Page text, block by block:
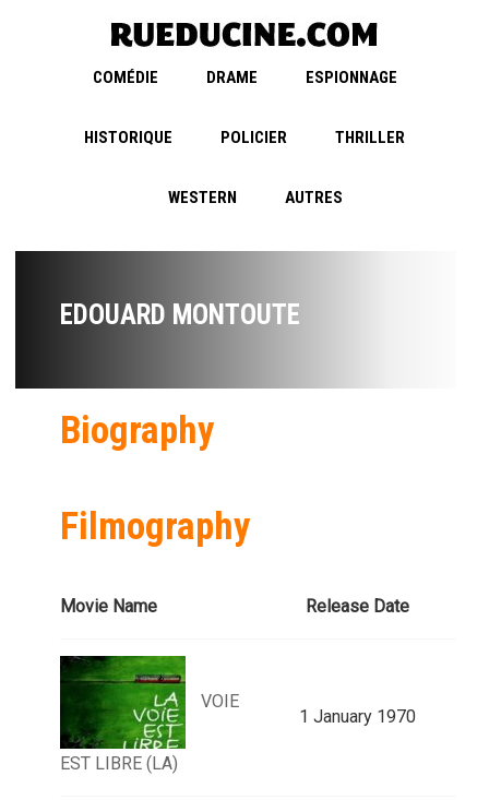
COMÉDIE DRAME ESPIONNAGE
HISTORIQUE POLICIER THRILLER
WESTERN AUTRES
EDOUARD MONTOUTE
Biography
Filmography
Movie Name Release Date
VOIE
EST LIBRE (LA)
1 January 1970